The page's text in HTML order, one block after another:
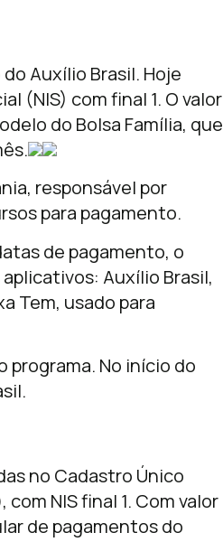
Auxílio Brasil. Hoje
(NIS) com final 1. O valor
do Bolsa Família, que
responsável por
para pagamento.
de pagamento, o
Auxílio Brasil,
Tem, usado para
programa. No início do
no Cadastro Único
NIS final 1. Com valor
de pagamentos do